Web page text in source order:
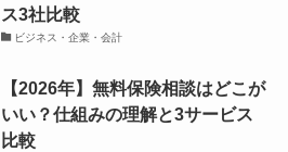
ス3社比較
ビジネス・企業・会計
【2026年】無料保険相談はどこが
いい？仕組みの理解と3サービス
比較